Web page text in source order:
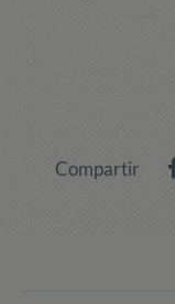
Compartir